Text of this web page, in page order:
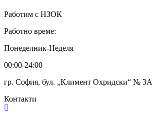
Работим с НЗОК
Работно време:
Понеделник-Неделя
00:00-24:00
гр. София, бул. „Климент Охридски“ № 3A
Контакти